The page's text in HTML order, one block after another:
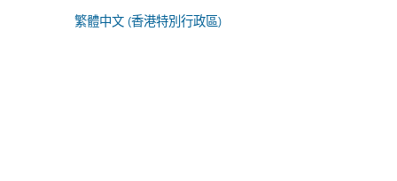
繁體中文 (香港特別行政區)